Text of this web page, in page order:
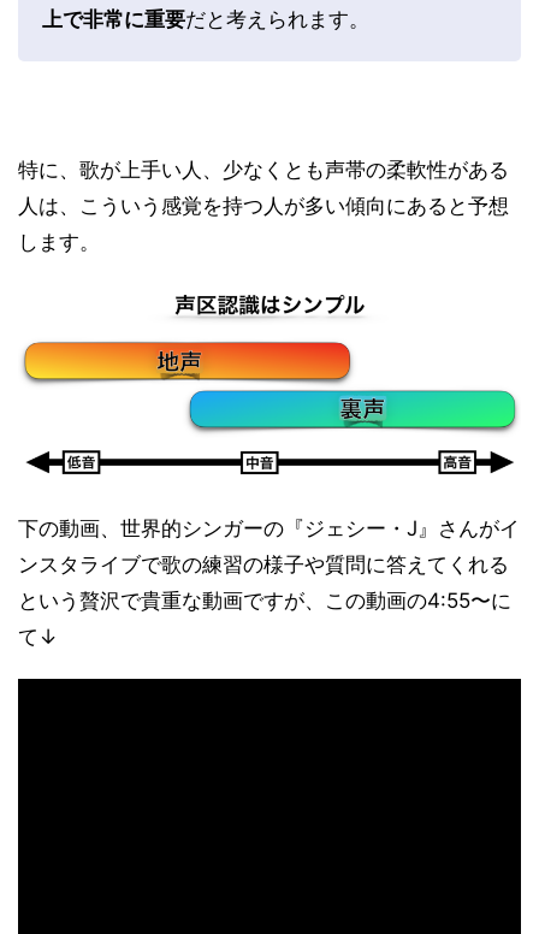
上で非常に重要だと考えられます。
特に、歌が上手い人、少なくとも声帯の柔軟性がある
人は、こういう感覚を持つ人が多い傾向にあると予想
します。
下の動画、世界的シンガーの『ジェシー・J』さんがイ
ンスタライブで歌の練習の様子や質問に答えてくれる
という贅沢で貴重な動画ですが、この動画の4:55〜に
て↓